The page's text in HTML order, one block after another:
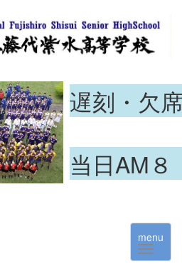
遅刻・欠
当日AM
menu